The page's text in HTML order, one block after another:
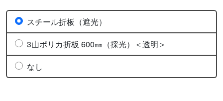
スチール折板（遮光）
3山ポリカ折板 600㎜（採光）＜透明＞
なし